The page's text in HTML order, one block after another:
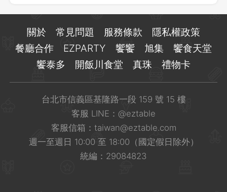
關於 常見問題 服務條款
隱私權政策
餐廳合作
EZPARTY 饗饗 旭集
饗食天堂
饗泰多
開飯川食堂 真珠 禮物卡
台北市信義區基隆路一段 159 號 15 樓
客服 LINE： @eztable
客服信箱： taiwan@eztable.com
週一至週日 10:00 至 18:00（國定假日除外）
統編：29084823